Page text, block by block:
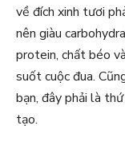
về đích xinh tươi
nên giàu
protein, chất béo
suốt cuộc đua.
bạn, đây phải là
tạo.